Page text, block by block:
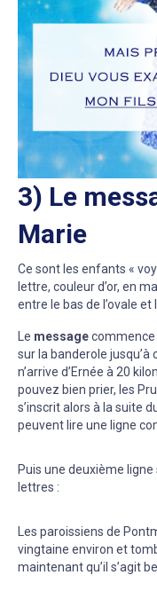
3) Le
Marie
Ce sont les enfants «
lettre, couleur d’or, en
entre le bas de l’ovale
Le messagecommence
sur la banderole jusqu’à
n’arrive d’Ernée à 20
pouvez bien prier, les
s’inscrit alors à la suite
peuvent lire une ligne
Puis une deuxième
lettres :
Les paroissiens de
vingtaine environ et
maintenant qu’il s’agit